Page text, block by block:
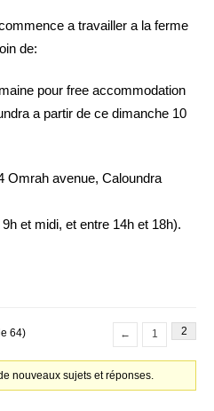
a travailler a la ferme
de:
pour free accommodation
a partir de ce dimanche 10
Omrah avenue, Caloundra
et midi, et entre 14h et 18h).
64) ← 1 2
nouveaux sujets et réponses.